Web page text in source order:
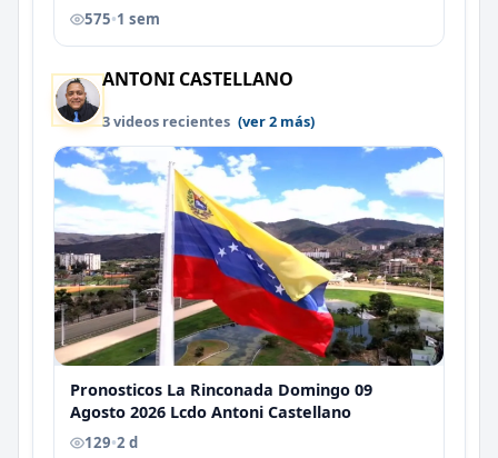
575•1 sem
ANTONI CASTELLANO
3 videos recientes (ver 2 más)
Pronosticos La Rinconada Domingo 09
Agosto 2026 Lcdo Antoni Castellano
129•2 d